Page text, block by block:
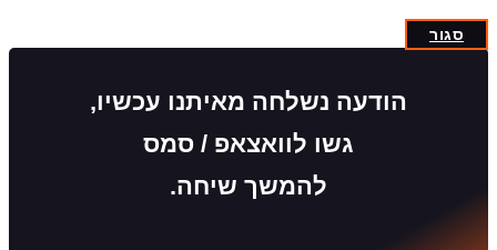
סגור
הודעה נשלחה מאיתנו עכשיו,
גשו לוואצאפ / סמס
להמשך שיחה.